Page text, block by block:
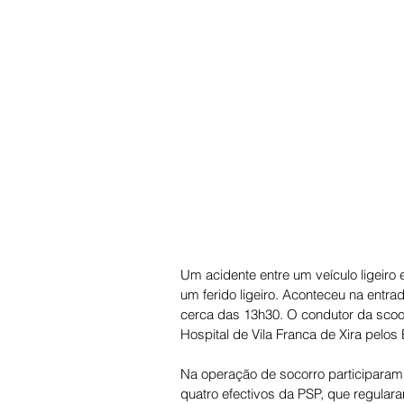
Um acidente entre um veículo
um ferido ligeiro. Aconteceu na
cerca das 13h30. O condutor da
Hospital de Vila Franca de Xira
Na operação de socorro
quatro efectivos da PSP, que